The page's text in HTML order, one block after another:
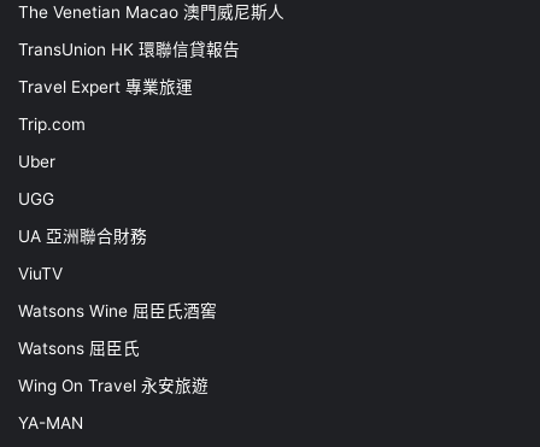
The Venetian Macao 澳門威尼斯人
TransUnion HK 環聯信貸報告
Travel Expert 專業旅運
Trip.com
Uber
UGG
UA 亞洲聯合財務
ViuTV
Watsons Wine 屈臣氏酒窖
Watsons 屈臣氏
Wing On Travel 永安旅遊
YA-MAN